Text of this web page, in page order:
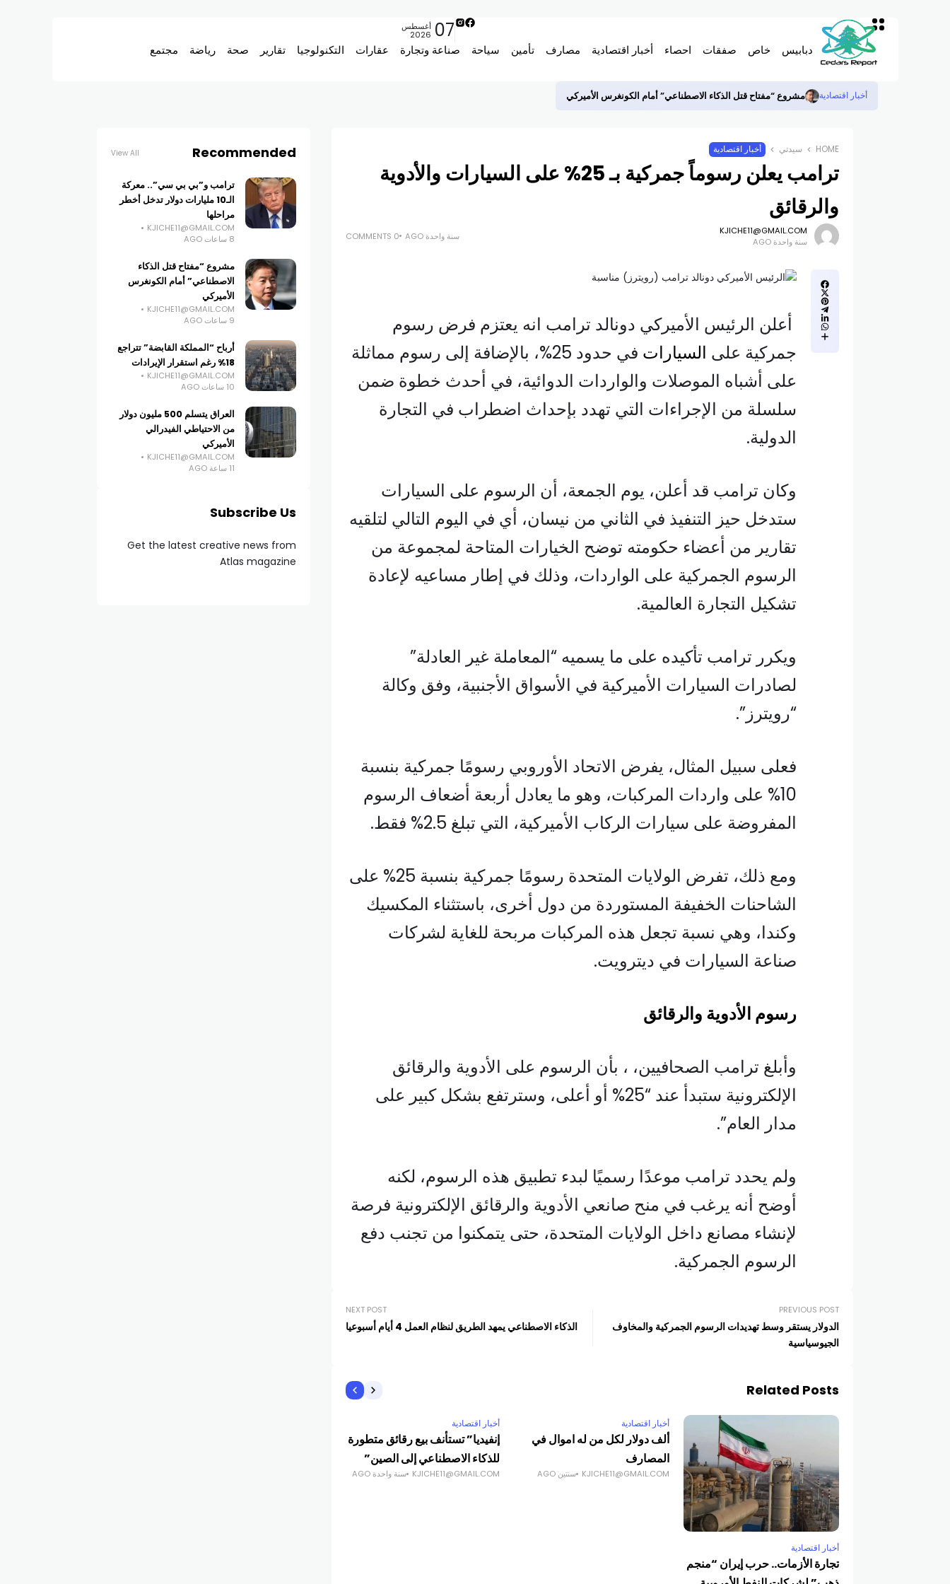
دبابيس خاص صفقات احصاء أخبار اقتصادية مصارف تأمين سياحة صناعة وتجارة عقارات التكنولوجيا تقارير صحة رياضة مجتمع
07 أغسطس
2026
أخبار اقتصادية مشروع “مفتاح قتل الذكاء الاصطناعي” أمام الكونغرس الأميركي
HOME سيدتي أخبار اقتصادية
ترامب يعلن رسوماً جمركية بـ 25% على السيارات والأدوية
والرقائق
KJICHE11@GMAIL.COM
سنة واحدة AGO
سنة واحدة AGO 0 COMMENTS
أعلن الرئيس الأميركي دونالد ترامب انه يعتزم فرض رسوم
جمركية على السيارات
في حدود 25%، بالإضافة إلى رسوم مماثلة
على أشباه الموصلات والواردات الدوائية، في أحدث خطوة ضمن
سلسلة من الإجراءات التي تهدد بإحداث اضطراب في التجارة
الدولية.
وكان ترامب قد أعلن، يوم الجمعة، أن الرسوم على السيارات
ستدخل حيز التنفيذ في الثاني من نيسان، أي في اليوم التالي لتلقيه
تقارير من أعضاء حكومته توضح الخيارات المتاحة لمجموعة من
الرسوم الجمركية على الواردات، وذلك في إطار مساعيه لإعادة
تشكيل التجارة العالمية.
ويكرر ترامب تأكيده على ما يسميه “المعاملة غير العادلة”
لصادرات السيارات الأميركية في الأسواق الأجنبية، وفق وكالة
“رويترز”.
فعلى سبيل المثال، يفرض الاتحاد الأوروبي رسومًا جمركية بنسبة
10% على واردات المركبات، وهو ما يعادل أربعة أضعاف الرسوم
المفروضة على سيارات الركاب الأميركية، التي تبلغ 2.5% فقط.
ومع ذلك، تفرض الولايات المتحدة رسومًا جمركية بنسبة 25% على
الشاحنات الخفيفة المستوردة من دول أخرى، باستثناء المكسيك
وكندا، وهي نسبة تجعل هذه المركبات مربحة للغاية لشركات
صناعة السيارات في ديترويت.
رسوم الأدوية والرقائق
وأبلغ ترامب الصحافيين، ، بأن الرسوم على الأدوية والرقائق
الإلكترونية ستبدأ عند “25% أو أعلى، وسترتفع بشكل كبير على
مدار العام”.
ولم يحدد ترامب موعدًا رسميًا لبدء تطبيق هذه الرسوم، لكنه
أوضح أنه يرغب في منح صانعي الأدوية والرقائق الإلكترونية فرصة
لإنشاء مصانع داخل الولايات المتحدة، حتى يتمكنوا من تجنب دفع
الرسوم الجمركية.
PREVIOUS POST
الدولار يستقر وسط تهديدات الرسوم الجمركية والمخاوف
الجيوسياسية
NEXT POST
الذكاء الاصطناعي يمهد الطريق لنظام العمل 4 أيام أسبوعيا
Related Posts
أخبار اقتصادية
تجارة الأزمات.. حرب إيران “منجم
أخبار اقتصادية
ألف دولار لكل من له اموال في
المصارف
KJICHE11@GMAIL.COM سنتين AGO
أخبار اقتصادية
إنفيديا” تستأنف بيع رقائق متطورة
للذكاء الاصطناعي إلى الصين”
KJICHE11@GMAIL.COM سنة واحدة AGO
Recommended
View All
ترامب و”بي بي سي”.. معركة
الـ10 مليارات دولار تدخل أخطر
مراحلها
KJICHE11@GMAIL.COM
8 ساعات AGO
مشروع “مفتاح قتل الذكاء
الاصطناعي” أمام الكونغرس
الأميركي
KJICHE11@GMAIL.COM
9 ساعات AGO
أرباح “المملكة القابضة” تتراجع
18% رغم استقرار الإيرادات
KJICHE11@GMAIL.COM
10 ساعات AGO
العراق يتسلم 500 مليون دولار
من الاحتياطي الفيدرالي
الأميركي
KJICHE11@GMAIL.COM
11 ساعة AGO
Subscribe Us
Get the latest creative news from
Atlas magazine